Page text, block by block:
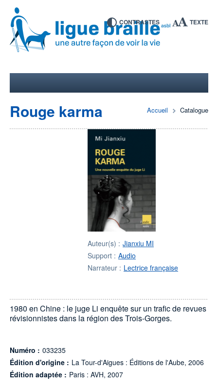
CONTRASTES TEXTE
Accueil Catalogue
Rouge karma
Auteur(s) : Jianxiu MI
Support : Audio
Narrateur : Lectrice française
1980 en Chine : le juge Li enquête sur un trafic de revues
révisionnistes dans la région des Trois-Gorges.
Numéro : 033235
Édition d'origine : La Tour-d'Aigues : Éditions de l'Aube, 2006
Édition adaptée : Paris : AVH, 2007